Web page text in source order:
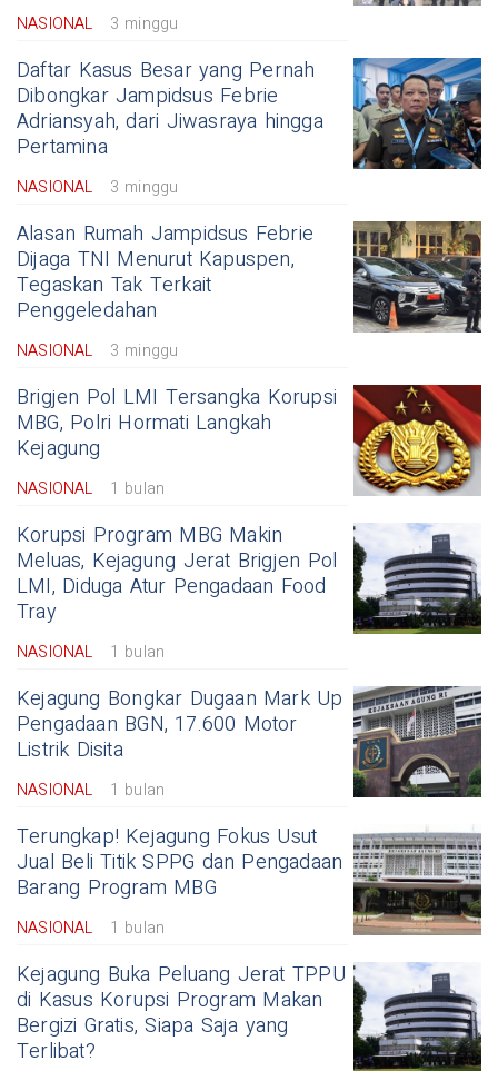
NASIONAL 3 minggu
Daftar Kasus Besar yang Pernah
Dibongkar Jampidsus Febrie
Adriansyah, dari Jiwasraya hingga
Pertamina
NASIONAL 3 minggu
Alasan Rumah Jampidsus Febrie
Dijaga TNI Menurut Kapuspen,
Tegaskan Tak Terkait
Penggeledahan
NASIONAL 3 minggu
Brigjen Pol LMI Tersangka Korupsi
MBG, Polri Hormati Langkah
Kejagung
NASIONAL 1 bulan
Korupsi Program MBG Makin
Meluas, Kejagung Jerat Brigjen Pol
LMI, Diduga Atur Pengadaan Food
Tray
NASIONAL 1 bulan
Kejagung Bongkar Dugaan Mark Up
Pengadaan BGN, 17.600 Motor
Listrik Disita
NASIONAL 1 bulan
Terungkap! Kejagung Fokus Usut
Jual Beli Titik SPPG dan Pengadaan
Barang Program MBG
NASIONAL 1 bulan
Kejagung Buka Peluang Jerat TPPU
di Kasus Korupsi Program Makan
Bergizi Gratis, Siapa Saja yang
Terlibat?